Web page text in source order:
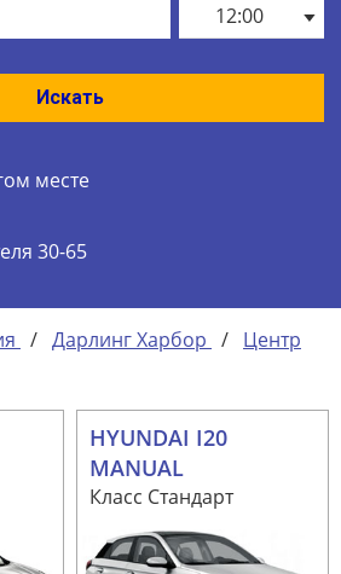
12:00
Искать
месте
30-65
/ Дарлинг Харбор / Центр
HYUNDAI I20
MANUAL
Класс Стандарт